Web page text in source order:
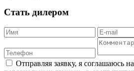
Стать дилером
Отправляя заявку, я соглашаюсь